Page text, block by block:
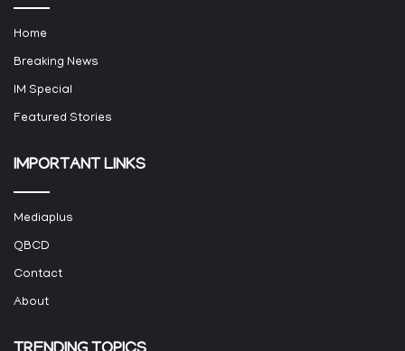
Home
Breaking News
IM Special
Featured Stories
IMPORTANT LINKS
Mediaplus
QBCD
Contact
About